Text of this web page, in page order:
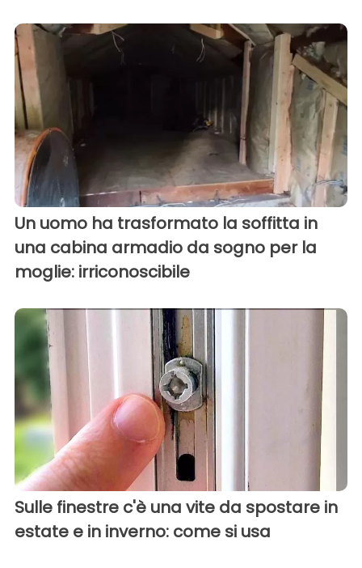
Un uomo ha trasformato la soffitta in
una cabina armadio da sogno per la
moglie: irriconoscibile
Sulle finestre c'è una vite da spostare in
estate e in inverno: come si usa